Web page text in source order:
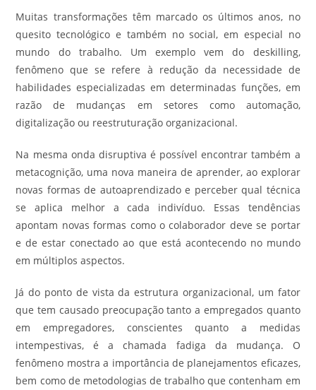
Muitas transformações têm marcado os últimos anos, no
quesito tecnológico e também no social, em especial no
mundo do trabalho. Um exemplo vem do deskilling,
fenômeno que se refere à redução da necessidade de
habilidades especializadas em determinadas funções, em
razão de mudanças em setores como automação,
digitalização ou reestruturação organizacional.
Na mesma onda disruptiva é possível encontrar também a
metacognição, uma nova maneira de aprender, ao explorar
novas formas de autoaprendizado e perceber qual técnica
se aplica melhor a cada indivíduo. Essas tendências
apontam novas formas como o colaborador deve se portar
e de estar conectado ao que está acontecendo no mundo
em múltiplos aspectos.
Já do ponto de vista da estrutura organizacional, um fator
que tem causado preocupação tanto a empregados quanto
em empregadores, conscientes quanto a medidas
intempestivas, é a chamada fadiga da mudança. O
fenômeno mostra a importância de planejamentos eficazes,
bem como de metodologias de trabalho que contenham em